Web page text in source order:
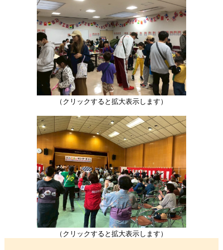
（クリックすると拡大表示します）
（クリックすると拡大表示します）